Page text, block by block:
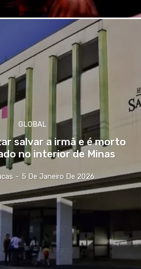
GLOBAL
salvar a irmã e é morto
no interior de Minas
- 5 De Janeiro De 2026